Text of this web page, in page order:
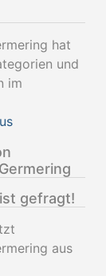
hat
und
im
gefragt!
aus